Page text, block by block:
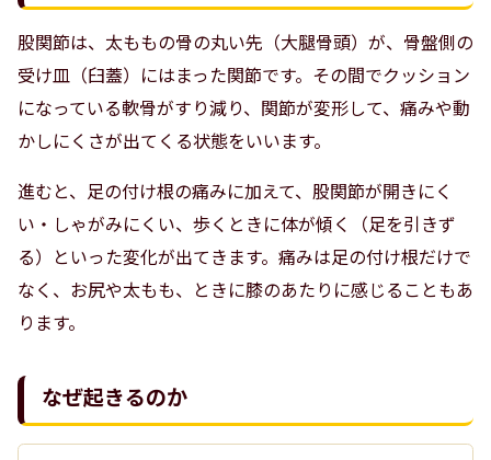
股関節は、太ももの骨の丸い先（大腿骨頭）が、骨盤側の
受け皿（臼蓋）にはまった関節です。その間でクッション
になっている軟骨がすり減り、関節が変形して、痛みや動
かしにくさが出てくる状態をいいます。
進むと、足の付け根の痛みに加えて、股関節が開きにく
い・しゃがみにくい、歩くときに体が傾く（足を引きず
る）といった変化が出てきます。痛みは足の付け根だけで
なく、お尻や太もも、ときに膝のあたりに感じることもあ
ります。
なぜ起きるのか